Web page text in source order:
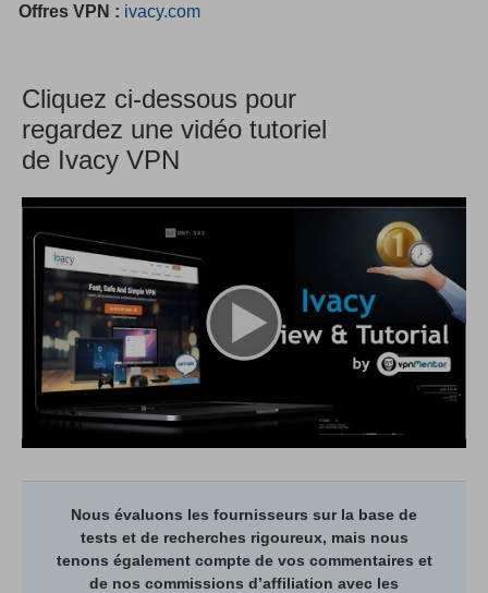
Offres VPN : ivacy.com
Cliquez ci-dessous pour
regardez une vidéo tutoriel
de Ivacy VPN
Nous évaluons les fournisseurs sur la base de
tests et de recherches rigoureux, mais nous
tenons également compte de vos commentaires et
de nos commissions d’affiliation avec les